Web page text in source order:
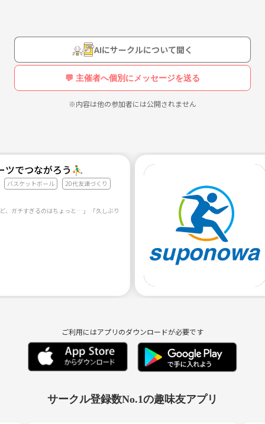
が欲しい！
きればと考えています。
面倒くさい。
生まれづらい。
判断し、このような形にしています。
積極的にかかわってくれる方、優先的に募集させていただきます。
AIにサークルについて聞く
💬 主催者へ個別にメッセージを送る
※内容は他の参加者には公開されません
ツでつながろう⛹️‍♂️
バスケットボール 20代友達づくり
ご利用にはアプリのダウンロードが必要です
サークル登録数No.1の趣味友アプリ